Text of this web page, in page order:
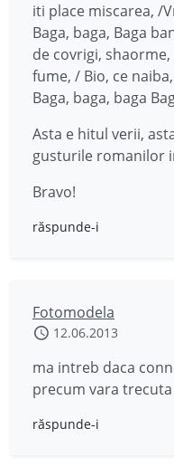
iti place miscarea, /
Baga, baga, Baga
de covrigi,
fume, / Bio, ce
Baga, baga, baga
Asta e hitul verii,
gusturile romanilor
Bravo!
răspunde-i
Fotomodela
12.06.2013
ma intreb daca
precum vara trecuta
răspunde-i